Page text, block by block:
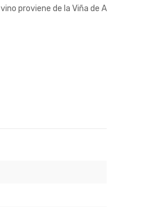
proviene de la Viña de A